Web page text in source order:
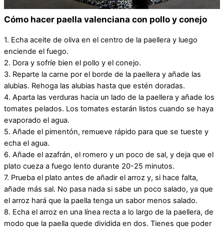
Cómo hacer paella valenciana con pollo y conejo
1. Echa aceite de oliva en el centro de la paellera y luego
enciende el fuego.
2. Dora y sofríe bien el pollo y el conejo.
3. Reparte la carne por el borde de la paellera y añade las
alubias. Rehoga las alubias hasta que estén doradas.
4. Aparta las verduras hacia un lado de la paellera y añade los
tomates pelados. Los tomates estarán listos cuando se haya
evaporado el agua.
5. Añade el pimentón, remueve rápido para que se tueste y
echa el agua.
6. Añade el azafrán, el romero y un poco de sal, y deja que el
plato cueza a fuego lento durante 20-25 minutos.
7. Prueba el plato antes de añadir el arroz y, si hace falta,
añade más sal. No pasa nada si sabe un poco salado, ya que
el arroz hará que la paella tenga un sabor menos salado.
8. Echa el arroz en una línea recta a lo largo de la paellera, de
modo que la paella quede dividida en dos. Tienes que poder